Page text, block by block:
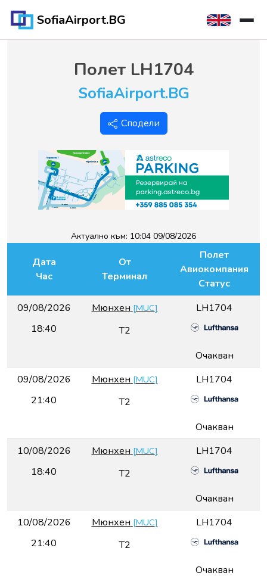
SofiaAirport.BG
Полет LH1704
SofiaAirport.BG
Сподели
Актуално към: 10:04 09/08/2026
Дата
Час
От
Терминал
Полет
Авиокомпания
Статус
09/08/2026
18:40
Мюнхен [MUC]
T2
LH1704
Очакван
09/08/2026
21:40
Мюнхен [MUC]
T2
LH1704
Очакван
10/08/2026
18:40
Мюнхен [MUC]
T2
LH1704
Очакван
10/08/2026
21:40
Мюнхен [MUC]
T2
LH1704
Очакван